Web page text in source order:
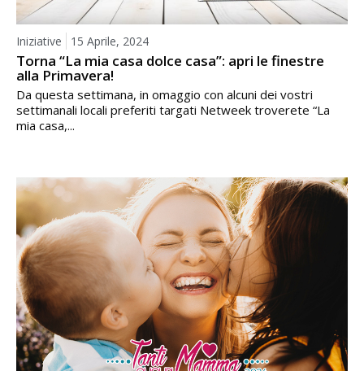
Iniziative 15 Aprile, 2024
Torna “La mia casa dolce casa”: apri le finestre
alla Primavera!
Da questa settimana, in omaggio con alcuni dei vostri
settimanali locali preferiti targati Netweek troverete “La
mia casa,...